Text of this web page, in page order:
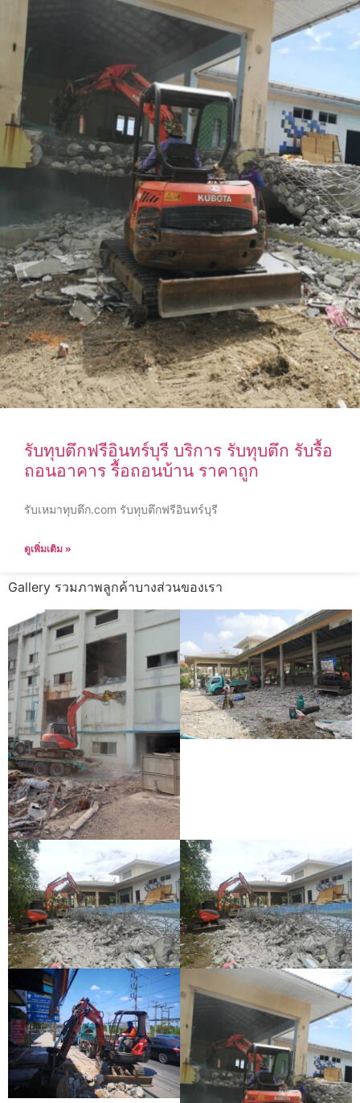
รับทุบตึกฟรีอินทร์บุรี บริการ รับทุบตึก รับรื้อ
ถอนอาคาร รื้อถอนบ้าน ราคาถูก
รับเหมาทุบตึก.com รับทุบตึกฟรีอินทร์บุรี
ดูเพิ่มเติม »
Gallery รวมภาพลูกค้าบางส่วนของเรา